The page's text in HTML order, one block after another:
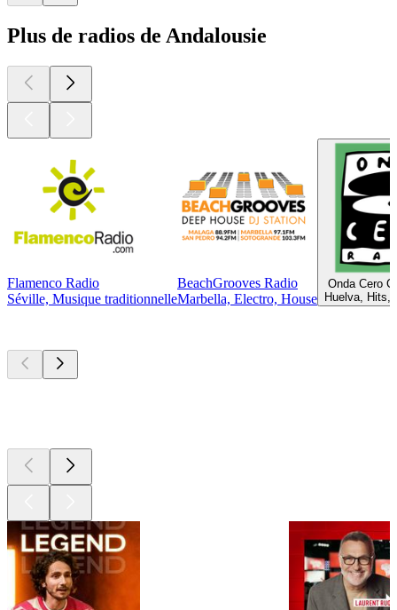
Plus de radios de Andalousie
Flamenco Radio
Séville, Musique traditionnelle
BeachGrooves Radio
Marbella, Electro, House
Onda Cero
Huelva, Hits,